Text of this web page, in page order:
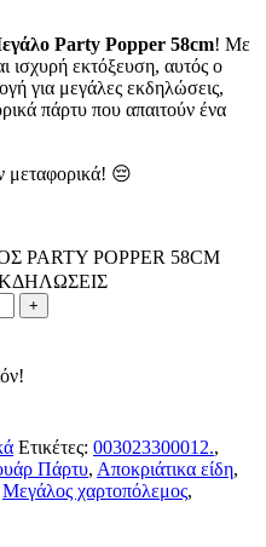
Party Popper 58cm! Με
ισχυρή εκτόξευση, αυτός ο
για μεγάλες εκδηλώσεις,
πάρτυ που απαιτούν ένα
μεταφορικά! 😔
POPPER 58CM
Ετικέτες: 003023300012.,
Πάρτυ, Αποκριάτικα είδη,
Μεγάλος χαρτοπόλεμος,